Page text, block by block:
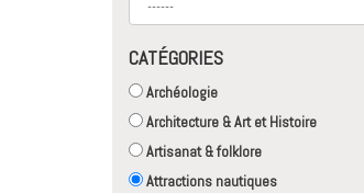
CATÉGORIES
Archéologie
Architecture & Art et Histoire
Artisanat & folklore
Attractions nautiques